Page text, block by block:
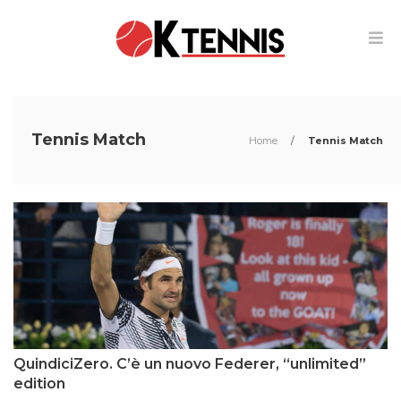
Tennis Match Home / Tennis Match
QuindiciZero. C’è un nuovo Federer, “unlimited”
edition